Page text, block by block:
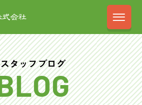
前田木材株式
スタッフブログ